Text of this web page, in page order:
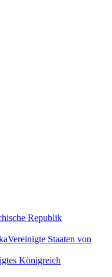
Republik
Vereinigte Staaten von
Königreich